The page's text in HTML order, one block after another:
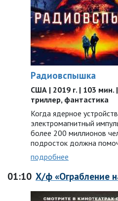
Радиовспышка
США | 2019 г. | 103
триллер, фантастика
Когда ядерное
электромагнитный
более 200 миллионов
подросток должна
подробнее
01:10 Х/ф «Ограбление